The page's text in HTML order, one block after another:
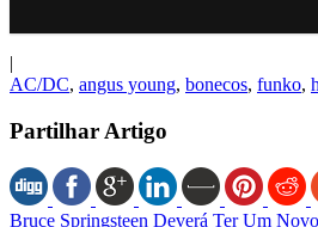
|
AC/DC, angus young, bonecos, funko,
Partilhar Artigo
Bruce Springsteen Deverá Ter Um